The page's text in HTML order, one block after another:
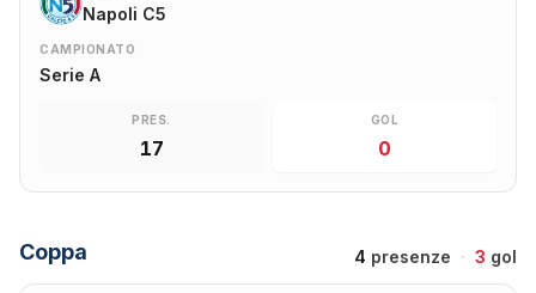
Napoli C5
CAMPIONATO
Serie A
PRES.
17
GOL
0
Coppa 4 presenze · 3 gol